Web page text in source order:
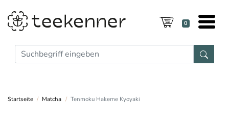
0
Startseite Matcha Tenmoku Hakeme Kyoyaki